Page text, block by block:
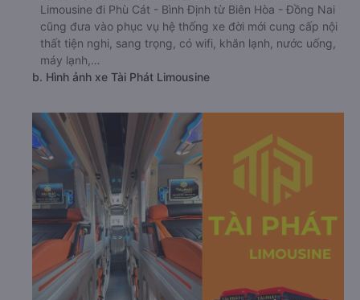
Limousine đi Phù Cát - Bình Định từ Biên Hòa - Đồng Nai
cũng đưa vào phục vụ hệ thống xe đời mới cung cấp nội
thất tiện nghi, sang trọng, có wifi, khăn lạnh, nước uống,
máy lạnh,…
b. Hình ảnh xe Tài Phát Limousine